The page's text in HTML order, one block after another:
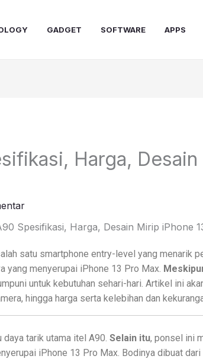
GADGET SOFTWARE APPS
Harga,
satu smartphone entry-level yang menarik
yang menyerupai iPhone 13 Pro Max.
untuk kebutuhan sehari-hari. Artikel ini
hingga harga serta kelebihan dan
tarik utama itel A90. Selain itu, ponsel ini
iPhone 13 Pro Max. Bodinya dibuat